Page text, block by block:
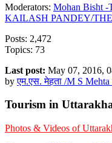
Moderators: Mohan Bisht -
KAILASH PANDEY/
Posts: 2,472
Topics: 73
Last post: May 07, 2016,
byएम.एस. मेहता /M S
Tourism in
Photos & Videos of